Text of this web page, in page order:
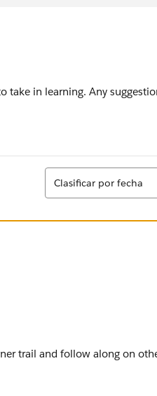
take in learning. Any
Ordenar
Clasificar por fecha
trail and follow along on